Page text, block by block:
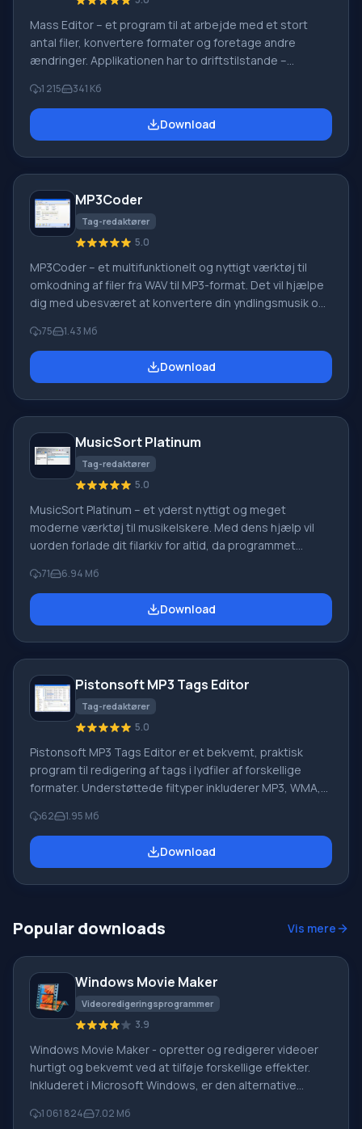
Mass Editor – et program til at arbejde med et stort
antal filer, konvertere formater og foretage andre
ændringer. Applikationen har to driftstilstande –
konventionelt opdelt i øvre og nedre zoner. Øverst
specificeres behandlingsobjekter, hvor brugeren
definerer filer med en bestemt filtypen. Særlig funktion
1 215 341 Кб
Download
MP3Coder
Tag-redaktører
5.0
MP3Coder – et multifunktionelt og nyttigt værktøj til
omkodning af filer fra WAV til MP3-format. Det vil hjælpe
dig med ubesværet at konvertere din yndlingsmusik og
Programmet understøtter forskellige konstante eller
variable bitrater fra 8-320 bit/sek og arbejder med de
vigtigste MP3-formater - henholdsvis MPEG1 og MPEG2.
75 1.43 Мб
Download
MusicSort Platinum
Tag-redaktører
5.0
MusicSort Platinum – et yderst nyttigt og meget
moderne værktøj til musikelskere. Med dens hjælp vil
uorden forlade dit filarkiv for altid, da programmet
automatisk rense deres navne for ugyldige tegn og
normalisere tags. Evnen til at arbejde med “clouds”
bliver normen for de fleste applikationer i dag. Der er
71 6.94 Мб
Download
Pistonsoft MP3 Tags Editor
Tag-redaktører
5.0
Pistonsoft MP3 Tags Editor er et bekvemt, praktisk
program til redigering af tags i lydfiler af forskellige
formater. Understøttede filtyper inkluderer MP3, WMA,
skabe orden i din egen afspiller eller musiksamling ved
at sortere dem efter kunstner, genre eller andre
parametre. Funktioner i Pistonsoft MP3 Tags Editor
62 1.95 Мб
Download
Popular downloads Vis mere
Windows Movie Maker
Videoredigeringsprogrammer
3.9
Windows Movie Maker - opretter og redigerer videoer
hurtigt og bekvemt ved at tilføje forskellige effekter.
Inkluderet i Microsoft Windows, er den alternative
Live-softwarepakke fra Microsoft. Funktioner i Windows
1 061 824 7.02 Мб